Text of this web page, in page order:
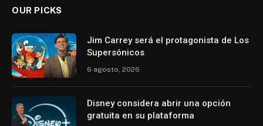
OUR PICKS
Jim Carrey será el protagonista de Los
Supersónicos
6 agosto, 2026
Disney considera abrir una opción
gratuita en su plataforma